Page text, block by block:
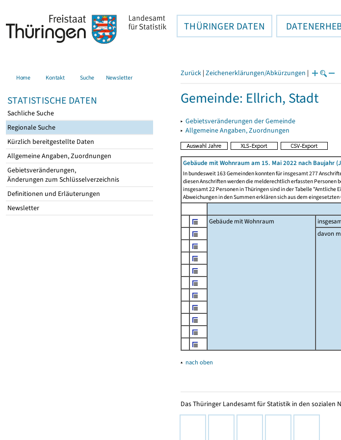
THÜRINGER DATEN
Home Kontakt Suche Newsletter
STATISTISCHE DATEN
Sachliche Suche
Regionale Suche
Kürzlich bereitgestellte Daten
Allgemeine Angaben, Zuordnungen
Gebietsveränderungen,
Änderungen zum Schlüsselverzeichnis
Definitionen und Erläuterungen
Newsletter
Zurück | Zeichenerklärungen/Abkürzungen |
Gemeinde: Ellrich, Stadt
▸ Gebietsveränderungen der Gemeinde
▸ Allgemeine Angaben, Zuordnungen
Gebäude mit Wohnraum am 15. Mai 2022 nach Baujahr
In bundesweit 163 Gemeinden konnten für insgesamt 277
diesen Anschriften werden die melderechtlich erfassten
insgesamt 22 Personen in Thüringen sind in der Tabelle
Abweichungen in den Summen erklären sich aus dem
Gebäude mit Wohnraum
davon
▴ nach oben
Das Thüringer Landesamt für Statistik in den sozialen